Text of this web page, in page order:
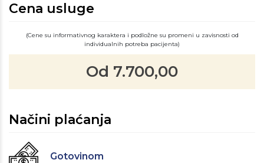
Cena usluge
(Cene su informativnog karaktera i podložne su promeni u zavisnosti od
individualnih potreba pacijenta)
Od 7.700,00
Načini plaćanja
Gotovinom